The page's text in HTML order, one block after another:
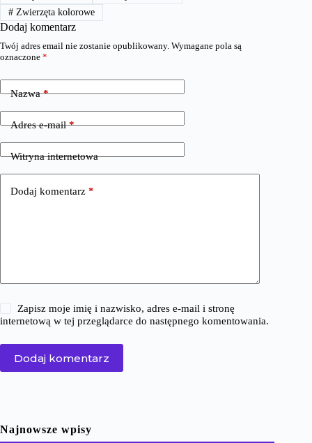
#Zwierzęta kolorowe
Dodaj komentarz
Twój adres email nie zostanie opublikowany. Wymagane pola są
oznaczone *
Nazwa*
Adres e-mail*
Witryna internetowa
Dodaj komentarz *
Zapisz moje imię i nazwisko, adres e-mail i stronę
internetową w tej przeglądarce do następnego komentowania.
Dodaj komentarz
Najnowsze wpisy